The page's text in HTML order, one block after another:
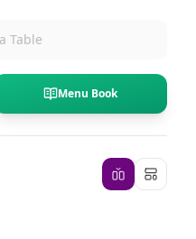
Table
Menu Book